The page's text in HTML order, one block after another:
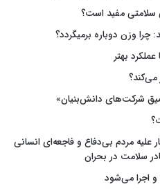
سلامتی مفید است؟
چرا وزن دوباره برمیگردد؟
بهتر
شرکت‌های دانش‌بنیان»
علیه مردم بی‌دفاع و فاجعه‌ای انسانی
سلامت در بحران
و اجرا می‌شود